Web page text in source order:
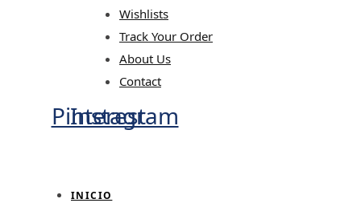
Wishlists
Track Your Order
About Us
Contact
Pinterest
Instagram
INICIO